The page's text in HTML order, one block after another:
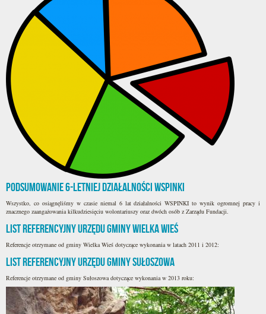
Podsumowanie 6-letniej działalności WSPINKI
Wszystko, co osiągnęliśmy w czasie niemal 6 lat działalności WSPINKI to wynik ogromnej pracy i
znacznego zaangażowania kilkudziesięciu wolontariuszy oraz dwóch osób z Zarządu Fundacji.
List referencyjny Urzędu Gminy Wielka Wieś
Referencje otrzymane od gminy Wielka Wieś dotyczące wykonania w latach 2011 i 2012:
List referencyjny Urzędu Gminy Sułoszowa
Referencje otrzymane od gminy Sułoszowa dotyczące wykonania w 2013 roku: